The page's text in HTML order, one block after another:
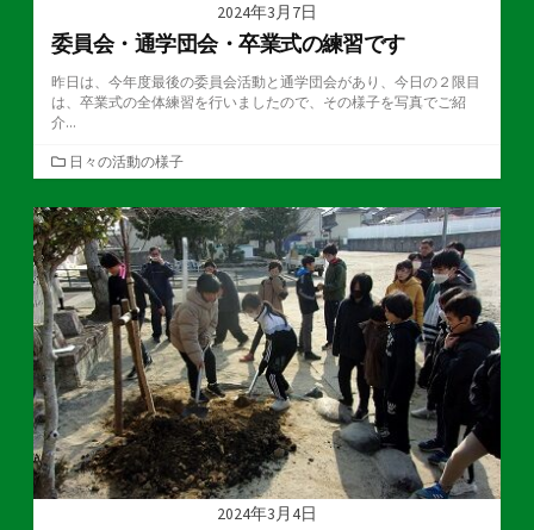
2024年3月7日
委員会・通学団会・卒業式の練習です
昨日は、今年度最後の委員会活動と通学団会があり、今日の２限目
は、卒業式の全体練習を行いましたので、その様子を写真でご紹
介...
カ
テ
ゴ
リ
ー
日々の活動の様子
2024年3月4日